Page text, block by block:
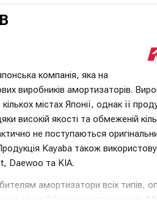
компанія, яка на
виробників амортизаторів.
містах Японії, однак її
високій якості та обмеженій
не поступаються
Kayaba також
Daewoo та KIA.
амортизатори всіх типів,
та відбійники амортизаторів.